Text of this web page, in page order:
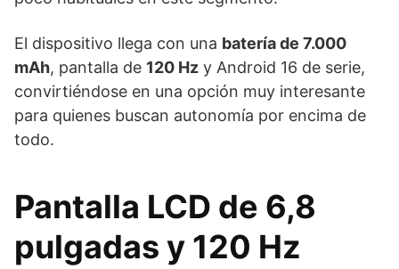
El dispositivo llega con una batería de 7.000
mAh, pantalla de 120 Hz y Android 16 de serie,
convirtiéndose en una opción muy interesante
para quienes buscan autonomía por encima de
todo.
Pantalla LCD de 6,8
pulgadas y 120 Hz